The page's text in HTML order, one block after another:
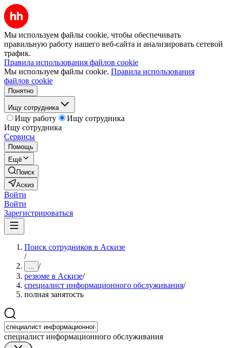
Мы используем файлы cookie, чтобы обеспечивать
правильную работу нашего веб-сайта и анализировать сетевой
трафик.
Правила использования файлов cookie
Мы используем файлы cookie. Правила использования
файлов cookie
Понятно
Ищу сотрудника
Ищу работу
Ищу сотрудника
Ищу сотрудника
Сервисы
Помощь
Ещё
Поиск
Аскиз
Войти
Войти
Зарегистрироваться
Поиск сотрудников в Аскизе
/
... /
резюме в Аскизе/
специалист информационного обслуживания/
полная занятость
специалист информационного обслуживания